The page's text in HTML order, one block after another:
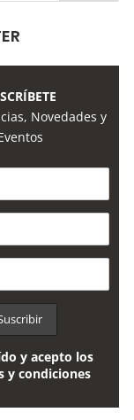
Novedades y
y acepto los
y condiciones